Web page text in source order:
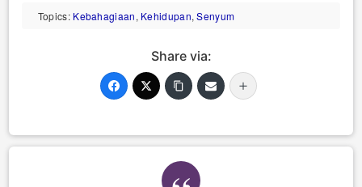
Topics: Kebahagiaan, Kehidupan,Senyum
Share via: